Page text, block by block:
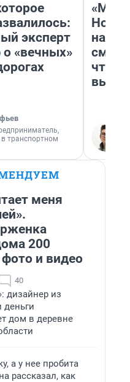
эксперт
«вечных»
транспортном
«Мы
меня
200
и видео
40
дизайнер из
дом в деревне
а у нее пробита
рассказал, как